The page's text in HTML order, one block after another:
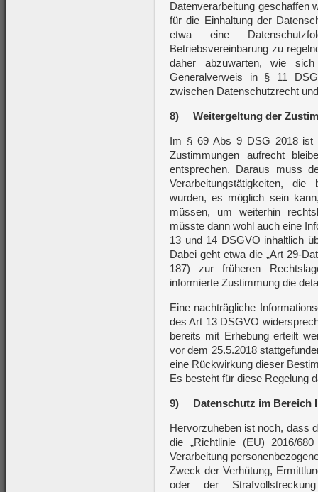
Datenverarbeitung geschaffen
für die Einhaltung der
etwa eine
Betriebsvereinbarung zu
daher abzuwarten, wie
Generalverweis in § 11
zwischen Datenschutzrecht
8) Weitergeltung der
Im § 69 Abs 9 DSG 2018 ist
Zustimmungen aufrecht
entsprechen. Daraus muss
Verarbeitungstätigkeiten,
wurden, es möglich sein
müssen, um weiterhin
müsste dann wohl auch eine
13 und 14 DSGVO inhaltlich
Dabei geht etwa die „Art 29-
187) zur früheren
informierte Zustimmung die
Eine nachträgliche
des Art 13 DSGVO
bereits mit Erhebung erteilt
vor dem 25.5.2018
eine Rückwirkung dieser
Es besteht für diese Regelung
9) Datenschutz im Bereich
Hervorzuheben ist noch, dass
die „Richtlinie (EU) 2016/
Verarbeitung
Zweck der Verhütung,
oder der